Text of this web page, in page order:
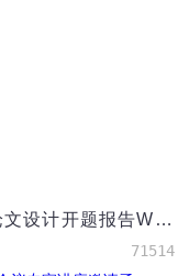
毕业论文设计开题报告Word模板
71514